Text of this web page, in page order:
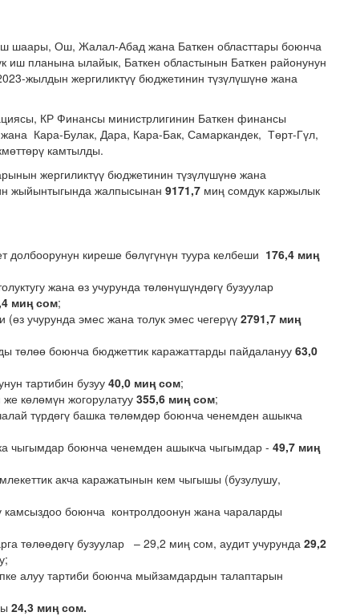
шаары, Ош, Жалал-Абад жана Баткен областтары боюнча
иш планына ылайык, Баткен областынын Баткен районунун
жылдын жергиликтүү бюджетинин түзүлүшүнө жана
КР Финансы министрлигинин Баткен финансы
Кара-Булак, Дара, Кара-Бак, Самаркандек, Төрт-Гүл,
камтылды.
жергиликтүү бюджетинин түзүлүшүнө жана
жыйынтыгында жалпысынан 9171,7 миң сомдук каржылык
киреше бөлүгүнүн туура келбеши 176,4 миң
жана өз учурунда төлөнүшүндөгү бузуулар
миң сом;
учурунда эмес жана толук эмес чегерүү 2791,7 миң
төлөө боюнча бюджеттик каражаттарды пайдалануу 63,0
тартибин бузуу 40,0 миң сом;
көлөмүн жогорулатуу 355,6 миң сом;
түрдөгү башка төлөмдөр боюнча ченемден ашыкча
чыгымдар боюнча ченемден ашыкча чыгымдар - 49,7 миң
акча каражатынын кем чыгышы (бузулушу,
камсыздоо боюнча контролдоонун жана чараларды
төлөөдөгү бузуулар – 29,2 миң сом, аудит учурунда 29,2
алуу тартиби боюнча мыйзамдардын талаптарын
24,3 миң сом.